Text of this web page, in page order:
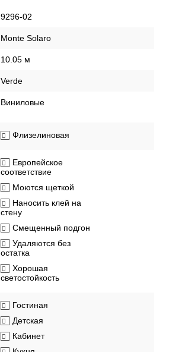
9296-02
Monte Solaro
10.05 м
Verde
Виниловые
Флизелиновая
Европейское
соответствие
Моются щеткой
Наносить клей на
стену
Смещенный подгон
Удаляются без
остатка
Хорошая
светостойкость
Гостиная
Детская
Кабинет